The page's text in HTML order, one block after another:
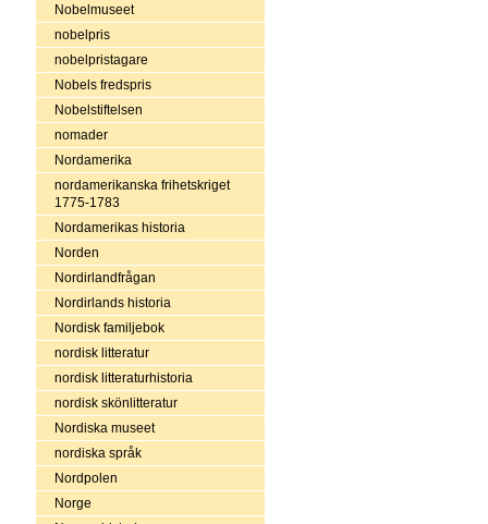
Nobelmuseet
nobelpris
nobelpristagare
Nobels fredspris
Nobelstiftelsen
nomader
Nordamerika
nordamerikanska frihetskriget
1775-1783
Nordamerikas historia
Norden
Nordirlandfrågan
Nordirlands historia
Nordisk familjebok
nordisk litteratur
nordisk litteraturhistoria
nordisk skönlitteratur
Nordiska museet
nordiska språk
Nordpolen
Norge